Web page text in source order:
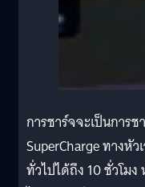
การชาร์จจะเป็นการช
SuperCharge ทางหั
ทั่วไปได้ถึง 10 ชั่วโม